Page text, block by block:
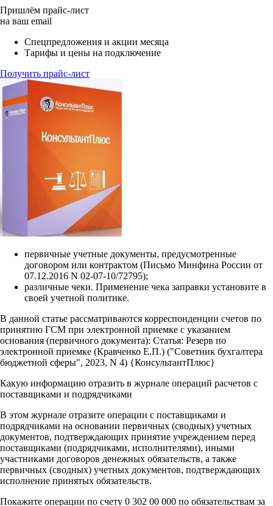
Пришлём прайс-лист
на ваш email
Спецпредложения и акции месяца
Тарифы и цены на подключение
Получить прайс-лист
первичные учетные документы, предусмотренные
договором или контрактом (Письмо Минфина России от
07.12.2016 N 02-07-10/72795);
различные чеки. Применение чека заправки установите в
своей учетной политике.
В данной статье рассматриваются корреспонденции счетов по
принятию ГСМ при электронной приемке с указанием
основания (первичного документа): Статья: Резерв по
электронной приемке (Кравченко Е.П.) ("Советник бухгалтера
бюджетной сферы", 2023, N 4) {КонсультантПлюс}
Какую информацию отразить в журнале операций расчетов с
поставщиками и подрядчиками
В этом журнале отразите операции с поставщиками и
подрядчиками на основании первичных (сводных) учетных
документов, подтверждающих принятие учреждением перед
поставщиками (подрядчиками, исполнителями), иными
участниками договоров денежных обязательств, а также
первичных (сводных) учетных документов, подтверждающих
исполнение принятых обязательств.
Покажите операции по счету 0 302 00 000 по обязательствам за